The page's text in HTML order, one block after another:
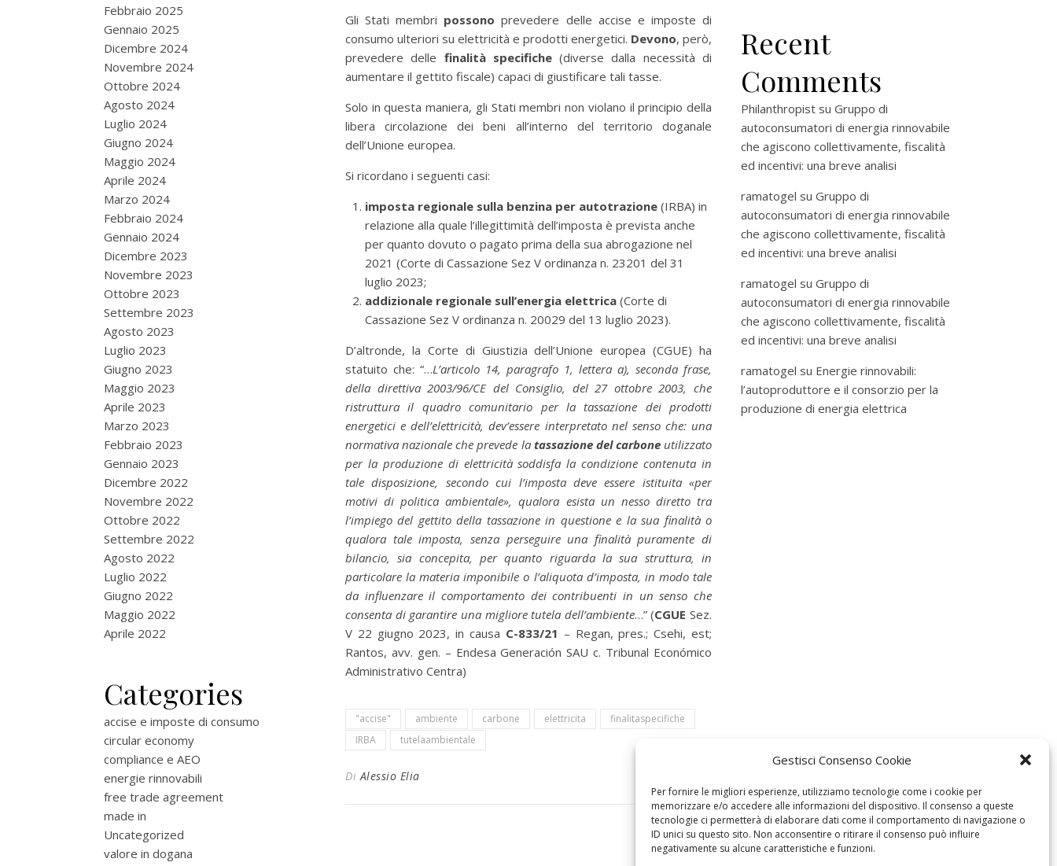
Gestisci Consenso Cookie
Per fornire le migliori esperienze, utilizziamo tecnologie come i cookie per
memorizzare e/o accedere alle informazioni del dispositivo. Il consenso a queste
tecnologie ci permetterà di elaborare dati come il comportamento di navigazione o
ID unici su questo sito. Non acconsentire o ritirare il consenso può influire
negativamente su alcune caratteristiche e funzioni.
Febbraio 2025
Gennaio 2025
Dicembre 2024
Novembre 2024
Ottobre 2024
Agosto 2024
Luglio 2024
Giugno 2024
Maggio 2024
Aprile 2024
Marzo 2024
Febbraio 2024
Gennaio 2024
Dicembre 2023
Novembre 2023
Ottobre 2023
Settembre 2023
Agosto 2023
Luglio 2023
Giugno 2023
Maggio 2023
Aprile 2023
Marzo 2023
Febbraio 2023
Gennaio 2023
Dicembre 2022
Novembre 2022
Ottobre 2022
Settembre 2022
Agosto 2022
Luglio 2022
Giugno 2022
Maggio 2022
Aprile 2022
Categories
accise e imposte di consumo
circular economy
compliance e AEO
energie rinnovabili
free trade agreement
made in
Uncategorized
valore in dogana
Gli Stati membri possono prevedere delle accise e imposte di
consumo ulteriori su elettricità e prodotti energetici. Devono, però,
prevedere delle finalità specifiche(diverse dalla necessità di
aumentare il gettito fiscale) capaci di giustificare tali tasse.
Solo in questa maniera, gli Stati membri non violano il principio della
libera circolazione dei beni all’interno del territorio doganale
dell’Unione europea.
Si ricordano i seguenti casi:
imposta regionale sulla benzina per autotrazione (IRBA) in
relazione alla quale l’illegittimità dell’imposta è prevista anche
per quanto dovuto o pagato prima della sua abrogazione nel
2021 (Corte di Cassazione Sez V ordinanza n. 23201 del 31
luglio 2023;
addizionale regionale sull’energia elettrica (Corte di
Cassazione Sez V ordinanza n. 20029 del 13 luglio 2023).
D’altronde, la Corte di Giustizia dell’Unione europea (CGUE) ha
statuito che: “…L’articolo 14, paragrafo 1, lettera a), seconda frase,
della direttiva 2003/96/CE del Consiglio, del 27 ottobre 2003, che
ristruttura il quadro comunitario per la tassazione dei prodotti
energetici e dell’elettricità, dev’essere interpretato nel senso che: una
normativa nazionale che prevede la tassazione del carboneutilizzato
per la produzione di elettricità soddisfa la condizione contenuta in
tale disposizione, secondo cui l’imposta deve essere istituita «per
motivi di politica ambientale», qualora esista un nesso diretto tra
l’impiego del gettito della tassazione in questione e la sua finalità o
qualora tale imposta, senza perseguire una finalità puramente di
bilancio, sia concepita, per quanto riguarda la sua struttura, in
particolare la materia imponibile o l’aliquota d’imposta, in modo tale
da influenzare il comportamento dei contribuenti in un senso che
consenta di garantire una migliore tutela dell’ambiente…” (CGUE Sez.
V 22 giugno 2023, in causa C-833/21 – Regan, pres.; Csehi, est;
Rantos, avv. gen. – Endesa Generación SAU c. Tribunal Económico
Administrativo Centra)
"accise" ambiente carbone elettricita
finalitaspecifiche
IRBA
tutelaambientale
DiAlessio Elia
Recent
Comments
Philanthropist su Gruppo di
autoconsumatori di energia rinnovabile
che agiscono collettivamente, fiscalità
ed incentivi: una breve analisi
ramatogel su Gruppo di
autoconsumatori di energia rinnovabile
che agiscono collettivamente, fiscalità
ed incentivi: una breve analisi
ramatogel su Gruppo di
autoconsumatori di energia rinnovabile
che agiscono collettivamente, fiscalità
ed incentivi: una breve analisi
ramatogel su Energie rinnovabili:
l’autoproduttore e il consorzio per la
produzione di energia elettrica